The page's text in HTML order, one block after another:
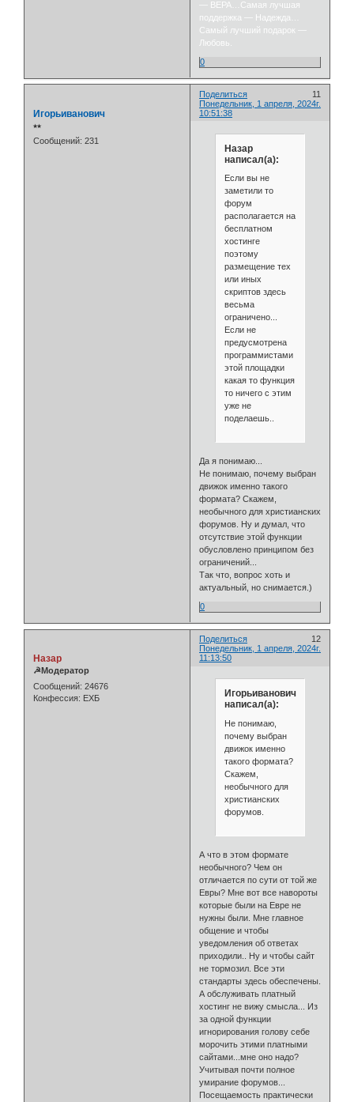
— ВЕРА…Самая лучшая
поддержка — Надежда…
Самый лучший подарок —
Любовь.
0
Поделиться
11
Понедельник, 1 апреля, 2024г.
10:51:38
Игорьиванович
⭒⭒
Сообщений: 231
Назар
написал(а):
Если вы не
заметили то
форум
располагается на
бесплатном
хостинге
поэтому
размещение тех
или иных
скриптов здесь
весьма
ограничено...
Если не
предусмотрена
программистами
этой площадки
какая то функция
то ничего с этим
уже не
поделаешь..
Да я понимаю...
Не понимаю, почему выбран
движок именно такого
формата? Скажем,
необычного для христианских
форумов. Ну и думал, что
отсутствие этой функции
обусловлено принципом без
ограничений...
Так что, вопрос хоть и
актуальный, но снимается.)
0
Поделиться
12
Понедельник, 1 апреля, 2024г.
11:13:50
Назар
☭Модератор
Сообщений: 24676
Конфессия: ЕХБ
Игорьиванович
написал(а):
Не понимаю,
почему выбран
движок именно
такого формата?
Скажем,
необычного для
христианских
форумов.
А что в этом формате
необычного? Чем он
отличается по сути от той же
Евры? Мне вот все навороты
которые были на Евре не
нужны были. Мне главное
общение и чтобы
уведомления об ответах
приходили.. Ну и чтобы сайт
не тормозил. Все эти
стандарты здесь обеспечены.
А обслуживать платный
хостинг не вижу смысла... Из
за одной функции
игнорирования голову себе
морочить этими платными
сайтами...мне оно надо?
Учитывая почти полное
умирание форумов...
Посещаемость практически